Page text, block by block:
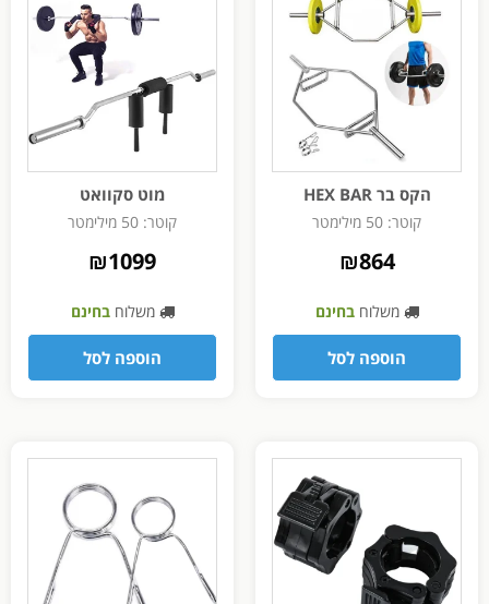
הקס בר HEX BAR
קוטר: 50 מילימטר
₪864
משלוחבחינם
הוספה לסל
מוט סקוואט
קוטר: 50 מילימטר
₪1099
משלוחבחינם
הוספה לסל